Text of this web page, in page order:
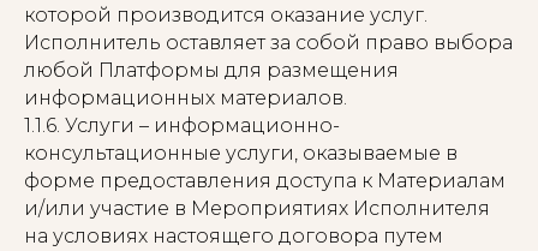
которой производится оказание услуг.
Исполнитель оставляет за собой право выбора
любой Платформы для размещения
информационных материалов.
1.1.6. Услуги – информационно-
консультационные услуги, оказываемые в
форме предоставления доступа к Материалам
и/или участие в Мероприятиях Исполнителя
на условиях настоящего договора путем